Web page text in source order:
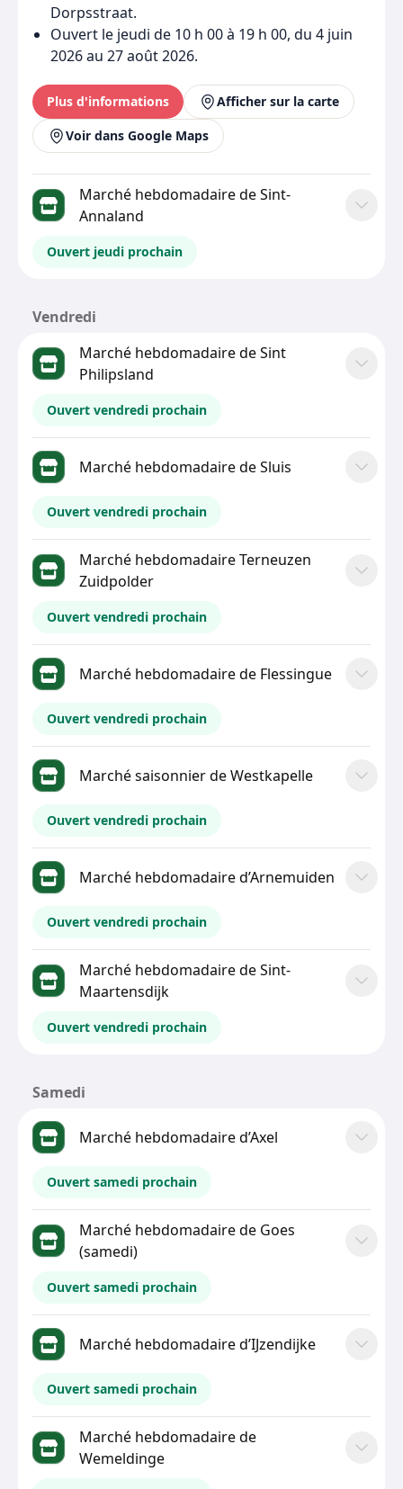
Dorpsstraat.
Ouvert le jeudi de 10 h 00 à 19 h 00, du 4 juin
2026 au 27 août 2026.
Plus d'informations
Afficher sur la carte
Voir dans Google Maps
Marché hebdomadaire de Sint-
Annaland
Ouvert jeudi prochain
Vendredi
Marché hebdomadaire de Sint
Philipsland
Ouvert vendredi prochain
Marché hebdomadaire de Sluis
Ouvert vendredi prochain
Marché hebdomadaire Terneuzen
Zuidpolder
Ouvert vendredi prochain
Marché hebdomadaire de Flessingue
Ouvert vendredi prochain
Marché saisonnier de Westkapelle
Ouvert vendredi prochain
Marché hebdomadaire d’Arnemuiden
Ouvert vendredi prochain
Marché hebdomadaire de Sint-
Maartensdijk
Ouvert vendredi prochain
Samedi
Marché hebdomadaire d’Axel
Ouvert samedi prochain
Marché hebdomadaire de Goes
(samedi)
Ouvert samedi prochain
Marché hebdomadaire d’IJzendijke
Ouvert samedi prochain
Marché hebdomadaire de
Wemeldinge